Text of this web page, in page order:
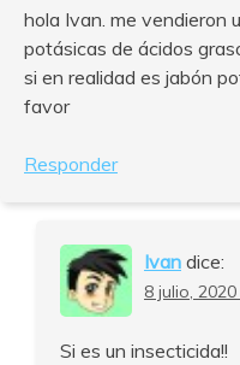
hola Ivan. me vendieron
potásicas de ácidos
si en realidad es jabón
favor
Responder
Ivan dice:
8 julio,
Si es un insecticida!!